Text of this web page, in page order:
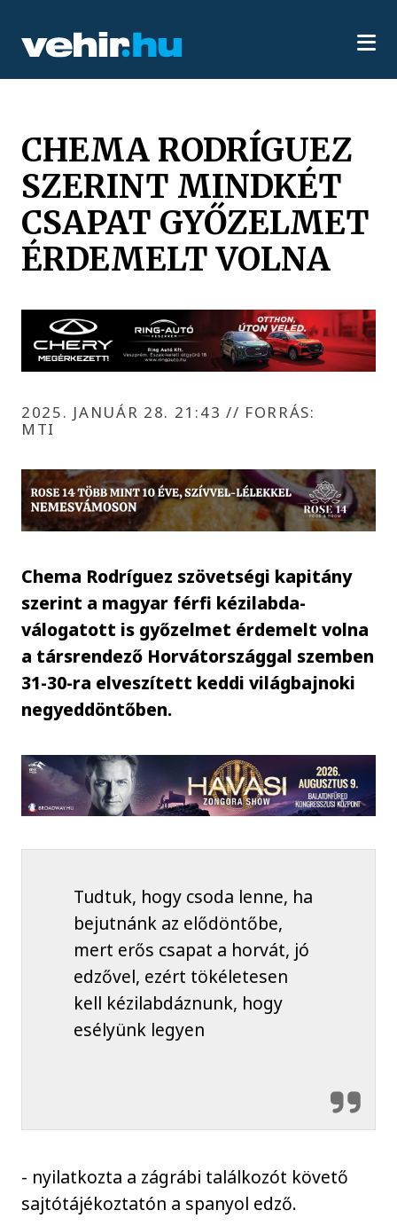
CHEMA RODRÍGUEZ
SZERINT MINDKÉT
CSAPAT GYŐZELMET
ÉRDEMELT VOLNA
2025. JANUÁR 28. 21:43 // FORRÁS:
MTI
Chema Rodríguez szövetségi kapitány
szerint a magyar férfi kézilabda-
válogatott is győzelmet érdemelt volna
a társrendező Horvátországgal szemben
31-30-ra elveszített keddi világbajnoki
negyeddöntőben.
Tudtuk, hogy csoda lenne, ha
bejutnánk az elődöntőbe,
mert erős csapat a horvát, jó
edzővel, ezért tökéletesen
kell kézilabdáznunk, hogy
esélyünk legyen
- nyilatkozta a zágrábi találkozót követő
sajtótájékoztatón a spanyol edző.